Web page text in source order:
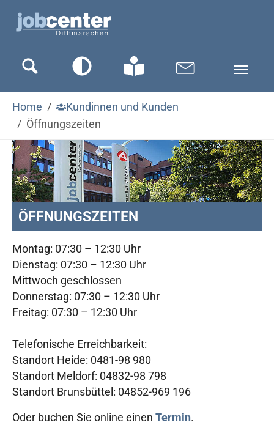
Home
Kundinnen und Kunden
Öffnungszeiten
ÖFFNUNGSZEITEN
Montag: 07:30 – 12:30 Uhr
Dienstag: 07:30 – 12:30 Uhr
Mittwoch geschlossen
Donnerstag: 07:30 – 12:30 Uhr
Freitag: 07:30 – 12:30 Uhr
Telefonische Erreichbarkeit:
Standort Heide: 0481-98 980
Standort Meldorf: 04832-98 798
Standort Brunsbüttel: 04852-969 196
Oder buchen Sie online einen Termin.